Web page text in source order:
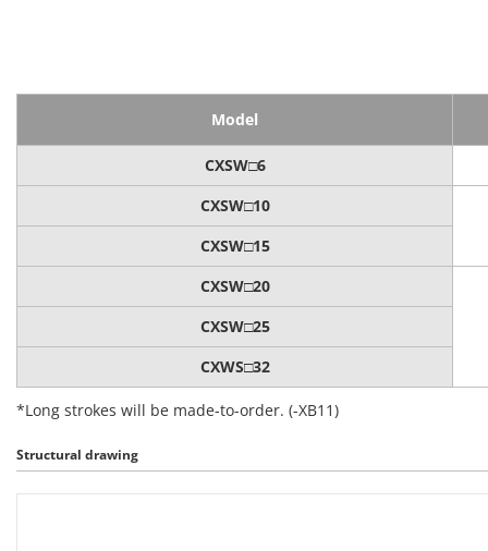
Model
CXSW□6
CXSW□10
CXSW□15
CXSW□20
CXSW□25
CXWS□32
*Long strokes will be made-to-order. (-XB11)
Structural drawing